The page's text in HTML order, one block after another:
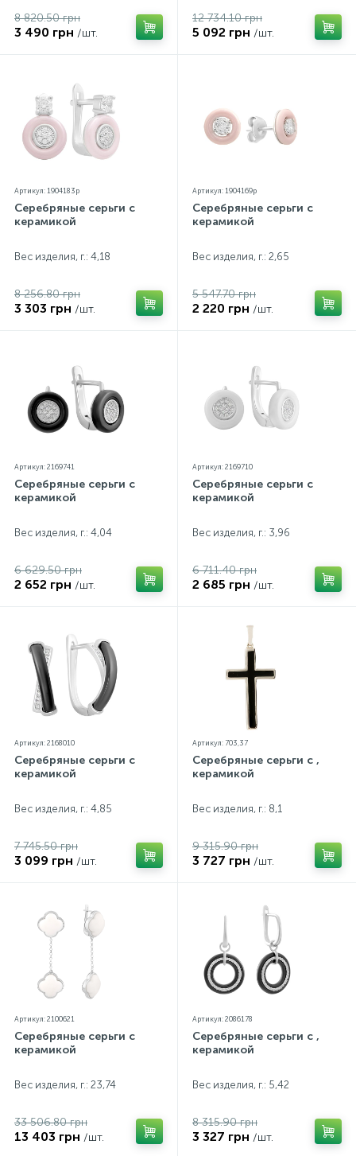
8 820.50 грн
3 490 грн /шт.
12 734.10 грн
5 092 грн /шт.
Артикул: 1904183p
Серебряные серьги с
керамикой
Вес изделия, г.: 4,18
8 256.80 грн
3 303 грн /шт.
Артикул: 1904169p
Серебряные серьги с
керамикой
Вес изделия, г.: 2,65
5 547.70 грн
2 220 грн /шт.
Артикул: 2169741
Серебряные серьги с
керамикой
Вес изделия, г.: 4,04
6 629.50 грн
2 652 грн /шт.
Артикул: 2169710
Серебряные серьги с
керамикой
Вес изделия, г.: 3,96
6 711.40 грн
2 685 грн /шт.
Артикул: 2168010
Серебряные серьги с
керамикой
Вес изделия, г.: 4,85
7 745.50 грн
3 099 грн /шт.
Артикул: 703,37
Серебряные серьги с ,
керамикой
Вес изделия, г.: 8,1
9 315.90 грн
3 727 грн /шт.
Артикул: 2100621
Серебряные серьги с
керамикой
Вес изделия, г.: 23,74
33 506.80 грн
13 403 грн /шт.
Артикул: 2086178
Серебряные серьги с ,
керамикой
Вес изделия, г.: 5,42
8 315.90 грн
3 327 грн /шт.